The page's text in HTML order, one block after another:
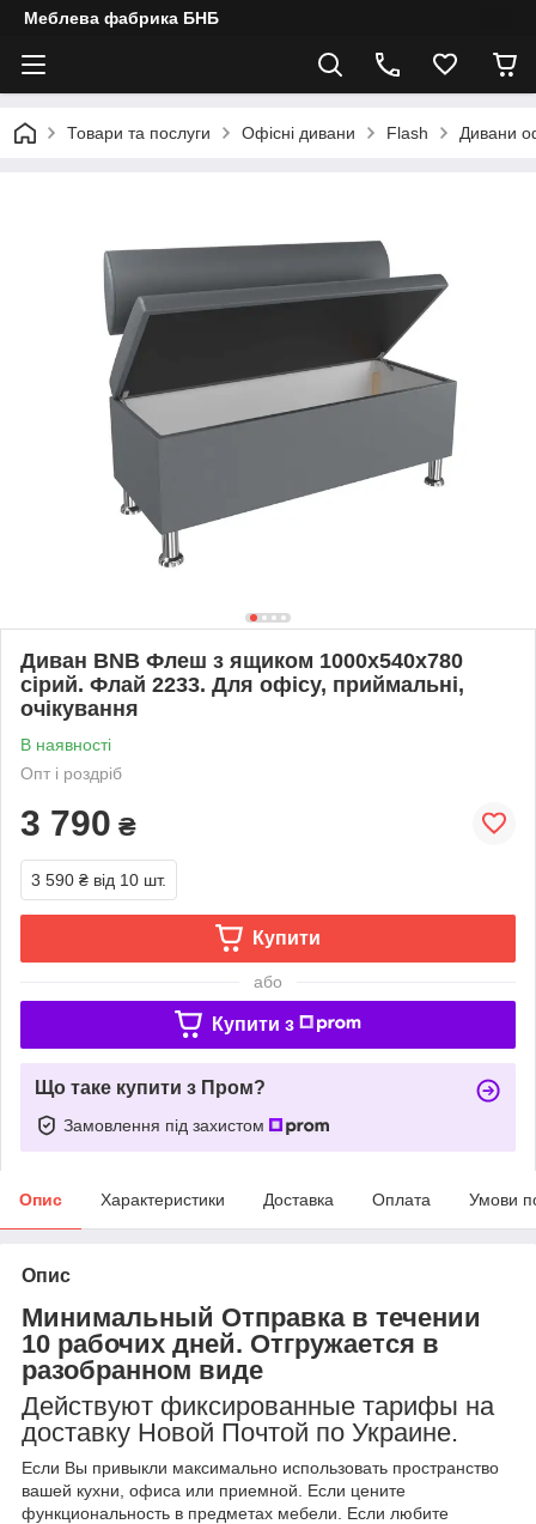
Меблева фабрика БНБ
Товари та послуги Офісні дивани Flash Дивани
Диван BNB Флеш з ящиком 1000x540x780
сірий. Флай 2233. Для офісу, приймальні,
очікування
В наявності
Опт і роздріб
3 790 ₴
3 590 ₴ від 10 шт.
Купити
або
Купити з
Що таке купити з Пром?
Замовлення під захистом
Опис Характеристики Доставка Оплата Умови
Опис
Минимальный Отправка в течении
10 рабочих дней. Отгружается в
разобранном виде
Действуют фиксированные тарифы на
доставку Новой Почтой по Украине.
Если Вы привыкли максимально использовать пространство
вашей кухни, офиса или приемной. Если цените
функциональность в предметах мебели. Если любите